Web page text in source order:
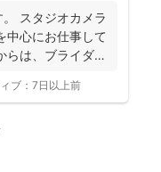
スタジオカメラ
中心にお仕事して
らは、ブライダル
ブ： 7日以上前